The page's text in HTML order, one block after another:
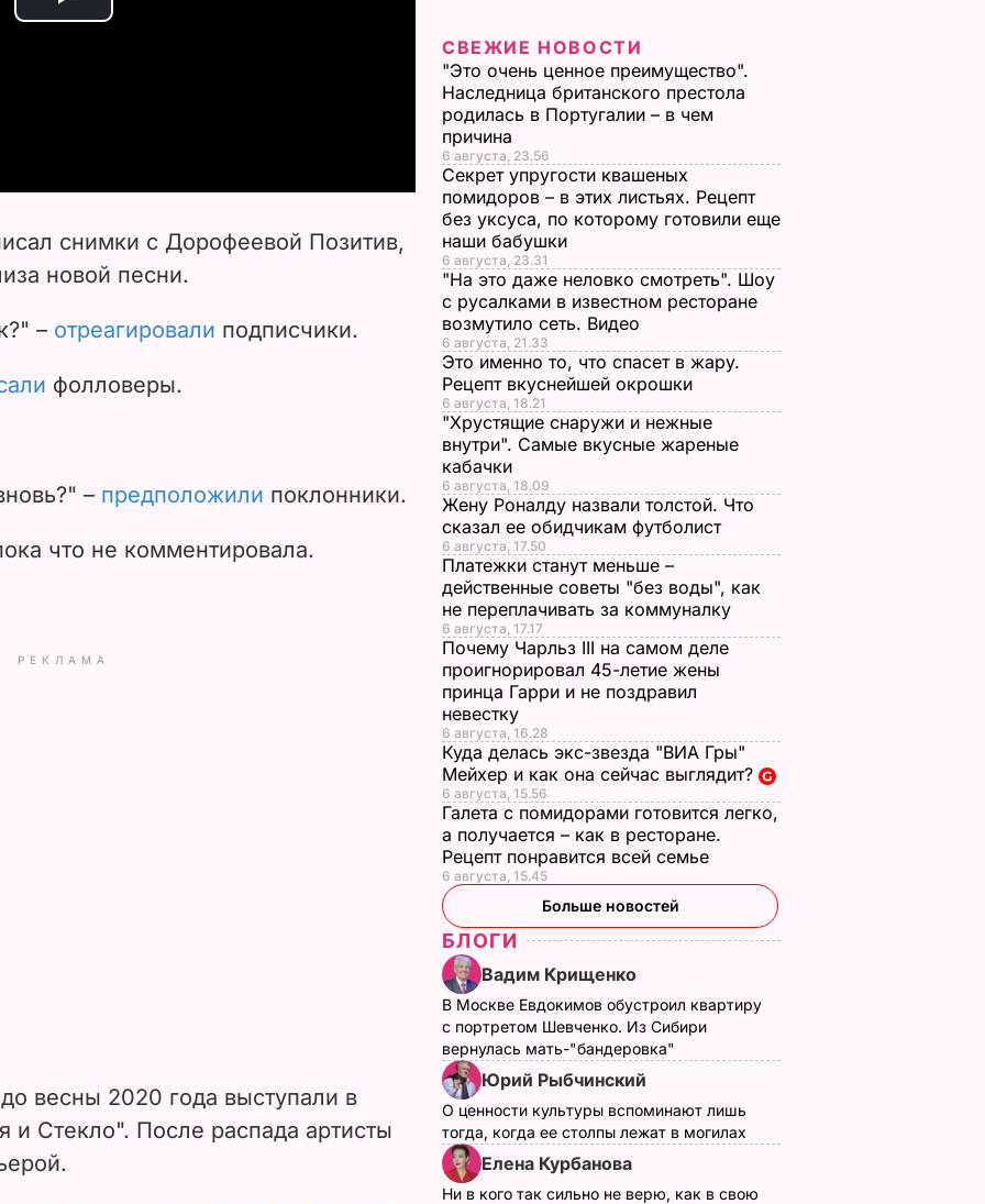
P
i
d
снимки с Дорофеевой Позитив,
новой песни.
– отреагировали подписчики.
фолловеры.
– предположили поклонники.
что не комментировала.
РЕКЛАМА
весны 2020 года выступали в
и Стекло". После распада артисты
СВЕЖИЕ НОВОСТИ
"Это очень ценное преимущество".
Наследница британского престола
родилась в Португалии – в чем
причина
6 августа, 23.56
Секрет упругости квашеных
помидоров – в этих листьях. Рецепт
без уксуса, по которому готовили еще
наши бабушки
6 августа, 23.31
"На это даже неловко смотреть". Шоу
с русалками в известном ресторане
возмутило сеть. Видео
6 августа, 21.33
Это именно то, что спасет в жару.
Рецепт вкуснейшей окрошки
6 августа, 18.21
"Хрустящие снаружи и нежные
внутри". Самые вкусные жареные
кабачки
6 августа, 18.09
Жену Роналду назвали толстой. Что
сказал ее обидчикам футболист
6 августа, 17.50
Платежки станут меньше –
действенные советы "без воды", как
не переплачивать за коммуналку
6 августа, 17.17
Почему Чарльз III на самом деле
проигнорировал 45-летие жены
принца Гарри и не поздравил
невестку
6 августа, 16.28
Куда делась экс-звезда "ВИА Гры"
Мейхер и как она сейчас выглядит?
6 августа, 15.56
Галета с помидорами готовится легко,
а получается – как в ресторане.
Рецепт понравится всей семье
6 августа, 15.45
Больше новостей
БЛОГИ
Вадим Крищенко
В Москве Евдокимов обустроил квартиру
с портретом Шевченко. Из Сибири
вернулась мать-"бандеровка"
Юрий Рыбчинский
О ценности культуры вспоминают лишь
тогда, когда ее столпы лежат в могилах
Елена Курбанова
Ни в кого так сильно не верю, как в свою